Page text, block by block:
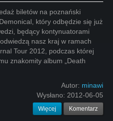
biletów na poznański
który odbędzie się już
będący kontynuatorami
nasz kraj w ramach
Tour 2012, podczas której
znakomity album „Death
Autor: minawi
Wysłano: 2012-06-05
Więcej Komentarz